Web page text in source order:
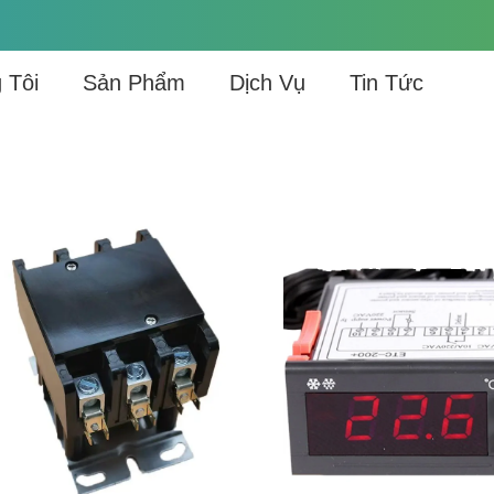
Tôi Sản Phẩm Dịch Vụ Tin Tức